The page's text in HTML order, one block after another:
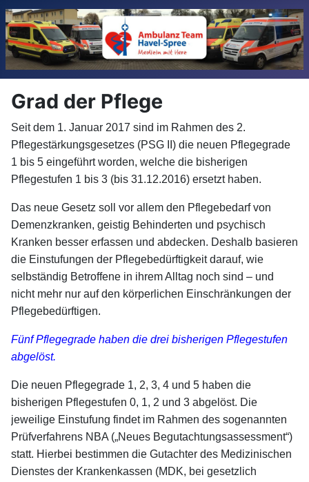
Grad der Pflege
Seit dem 1. Januar 2017 sind im Rahmen des 2.
Pflegestärkungsgesetzes (PSG II) die neuen Pflegegrade
1 bis 5 eingeführt worden, welche die bisherigen
Pflegestufen 1 bis 3 (bis 31.12.2016) ersetzt haben.
Das neue Gesetz soll vor allem den Pflegebedarf von
Demenzkranken, geistig Behinderten und psychisch
Kranken besser erfassen und abdecken. Deshalb basieren
die Einstufungen der Pflegebedürftigkeit darauf, wie
selbständig Betroffene in ihrem Alltag noch sind – und
nicht mehr nur auf den körperlichen Einschränkungen der
Pflegebedürftigen.
Fünf Pflegegrade haben die drei bisherigen Pflegestufen
abgelöst.
Die neuen Pflegegrade 1, 2, 3, 4 und 5 haben die
bisherigen Pflegestufen 0, 1, 2 und 3 abgelöst. Die
jeweilige Einstufung findet im Rahmen des sogenannten
Prüfverfahrens NBA („Neues Begutachtungsassessment“)
statt. Hierbei bestimmen die Gutachter des Medizinischen
Dienstes der Krankenkassen (MDK, bei gesetzlich